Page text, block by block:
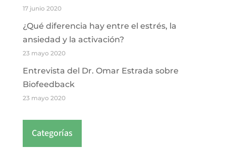
17 junio 2020
¿Qué diferencia hay entre el estrés, la
ansiedad y la activación?
23 mayo 2020
Entrevista del Dr. Omar Estrada sobre
Biofeedback
23 mayo 2020
Categorías